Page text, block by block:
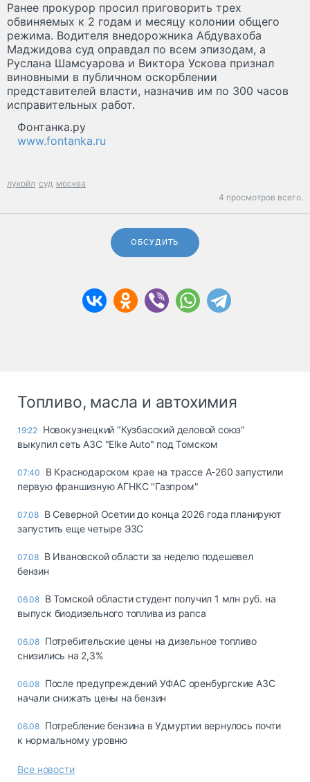
Ранее прокурор просил приговорить трех
обвиняемых к 2 годам и месяцу колонии общего
режима. Водителя внедорожника Абдувахоба
Маджидова суд оправдал по всем эпизодам, а
Руслана Шамсуарова и Виктора Ускова признал
виновными в публичном оскорблении
представителей власти, назначив им по 300 часов
исправительных работ.
Фонтанка.ру
www.fontanka.ru
лукойл суд москва
4 просмотров всего.
ОБСУДИТЬ
Топливо, масла и автохимия
19:22 Новокузнецкий "Кузбасский деловой союз"
выкупил сеть АЗС "Elke Auto" под Томском
07:40
В Краснодарском крае на трассе А-260 запустили
первую франшизную АГНКС "Газпром"
07.08 В Северной Осетии до конца 2026 года планируют
запустить еще четыре ЭЗС
07.08 В Ивановской области за неделю подешевел
бензин
06.08 В Томской области студент получил 1 млн руб. на
выпуск биодизельного топлива из рапса
06.08 Потребительские цены на дизельное топливо
снизились на 2,3%
06.08 После предупреждений УФАС оренбургские АЗС
начали снижать цены на бензин
06.08 Потребление бензина в Удмуртии вернулось почти
к нормальному уровню
Все новости